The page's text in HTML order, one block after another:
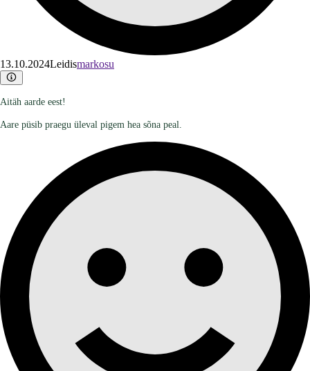
13.10.2024Leidismarkosu
Aitäh aarde eest!
Aare püsib praegu üleval pigem hea sõna peal.